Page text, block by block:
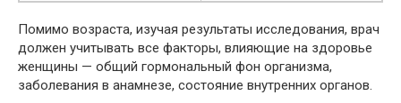
Помимо возраста, изучая результаты исследования, врач
должен учитывать все факторы, влияющие на здоровье
женщины — общий гормональный фон организма,
заболевания в анамнезе, состояние внутренних органов.